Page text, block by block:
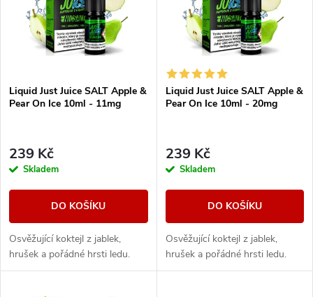
p
r
o
u
k
Abecedně
s
p
r
o
d
u
Liquid Just Juice SALT Apple &
Pear On Ice 10ml - 11mg
239 Kč
Skladem
DO KOŠÍKU
Osvěžující koktejl z jablek,
hrušek a pořádné hrsti ledu.
Liquid Just Juice SALT Apple &
Pear On Ice 10ml - 20mg
239 Kč
Skladem
DO KOŠÍKU
Osvěžující koktejl z jablek,
hrušek a pořádné hrsti ledu.